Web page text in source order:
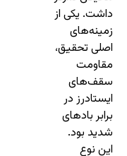
داشت. یکی از
زمینه‌های
اصلی تحقیق،
مقاومت
سقف‌های
ایستادرز در
برابر بادهای
شدید بود.
این نوع